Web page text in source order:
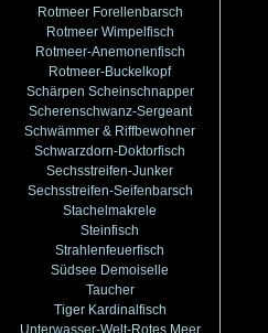
Rotmeer Forellenbarsch
Rotmeer Wimpelfisch
Rotmeer-Anemonenfisch
Rotmeer-Buckelkopf
Schärpen Scheinschnapper
Scherenschwanz-Sergeant
Schwämmer & Riffbewohner
Schwarzdorn-Doktorfisch
Sechsstreifen-Junker
Sechsstreifen-Seifenbarsch
Stachelmakrele
Steinfisch
Strahlenfeuerfisch
Südsee Demoiselle
Taucher
Tiger Kardinalfisch
Unterwasser-Welt-Rotes Meer